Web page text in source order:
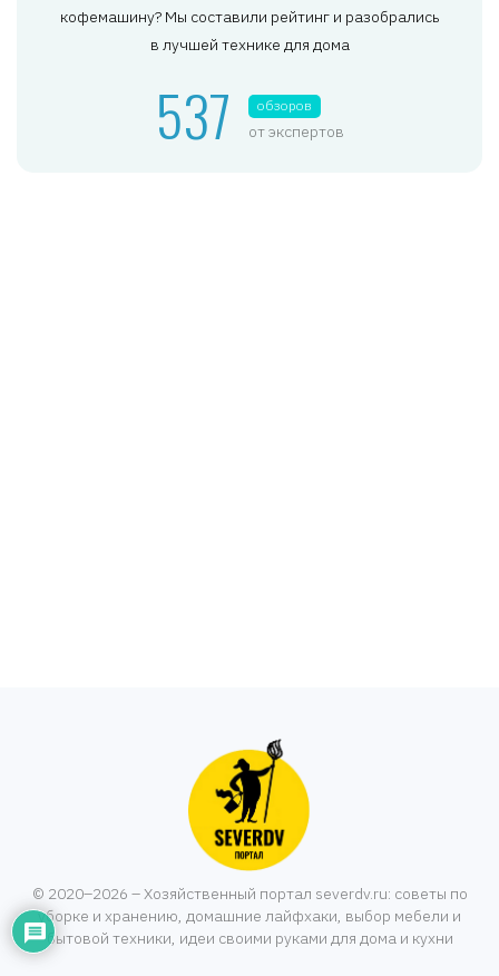
кофемашину? Мы составили рейтинг и разобрались
в лучшей технике для дома
537 обзоров
от экспертов
© 2020–2026 – Хозяйственный портал severdv.ru: советы по
уборке и хранению, домашние лайфхаки, выбор мебели и
бытовой техники, идеи своими руками для дома и кухни